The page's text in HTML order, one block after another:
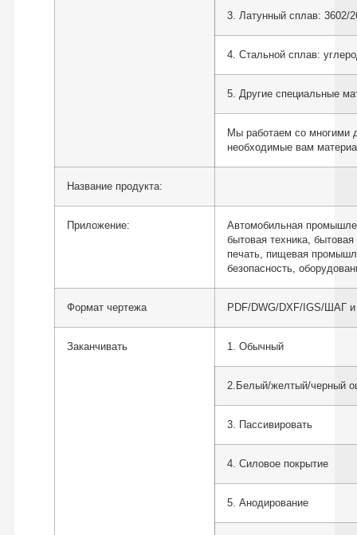
3. Латунный сплав: 3602/
4. Стальной сплав:
5. Другие специальные
Мы работаем со многими
необходимые вам
Название продукта:
Приложение:
Автомобильная
бытовая техника,
печать, пищевая
безопасность,
Формат чертежа PDF/DWG/DXF/IGS/ШАГ и
Заканчивать 1. Обычный
2.Белый/желтый/черный
3. Пассивировать
4. Силовое покрытие
5. Анодирование